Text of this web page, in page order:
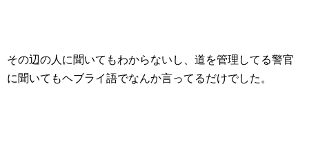
その辺の人に聞いてもわからないし、道を管理してる警官
に聞いてもヘブライ語でなんか言ってるだけでした。